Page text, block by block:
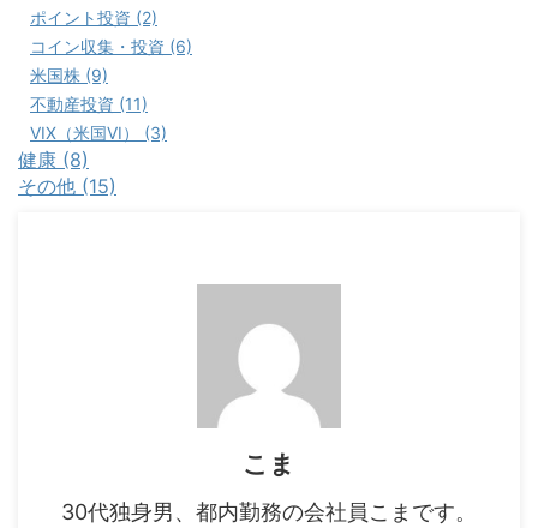
ポイント投資 (2)
コイン収集・投資 (6)
米国株 (9)
不動産投資 (11)
VIX（米国VI） (3)
健康 (8)
その他 (15)
こま
30代独身男、都内勤務の会社員こまです。